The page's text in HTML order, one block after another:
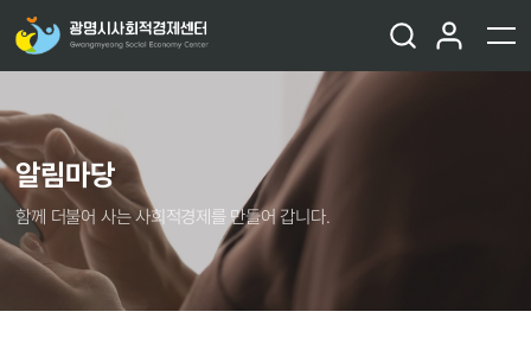
알림마당
함께 더불어 사는 사회적경제를 만들어 갑니다.